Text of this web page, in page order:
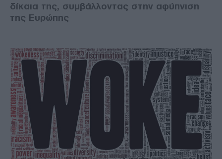
δίκαια της, συμβάλλοντας στην αφύπνιση
της Ευρώπης